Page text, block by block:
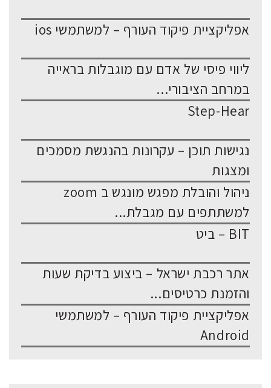
אפליקציית פיקוד העורף – למשתמשי ios
ליווי פיסי של אדם עם מוגבלות בראייה
במרחב הציבורי...
Step-Hear
נגישות תוכן – עקרונות בהנגשת מסמכים
ומצגות
ניהול והובלת מפגש מונגש ב zoom
למשתתפים עם מגבלת...
BIT – ביט
אתר רכבת ישראל – ביצוע בדיקת שעות
והזמנת כרטיסים...
אפליקציית פיקוד העורף – למשתמשי
Android